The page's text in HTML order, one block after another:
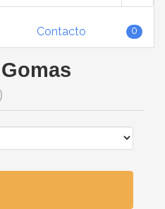
Contacto 0